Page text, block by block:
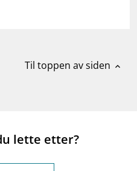
Til toppen av siden expand_less
lette etter?